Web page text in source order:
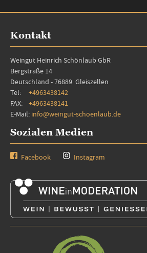
Kontakt
Weingut Heinrich Schönlaub GbR
Bergstraße 14
Deutschland - 76889 Gleiszellen
Tel: +4963438142
FAX: +4963438141
E-Mail: info@weingut-schoenlaub.de
Sozialen Medien
Facebook Instagram